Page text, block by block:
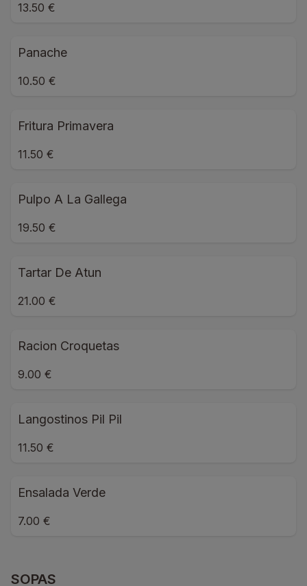
13.50 €
Panache
10.50 €
Fritura Primavera
11.50 €
Pulpo A La Gallega
19.50 €
Tartar De Atun
21.00 €
Racion Croquetas
9.00 €
Langostinos Pil Pil
11.50 €
Ensalada Verde
7.00 €
SOPAS